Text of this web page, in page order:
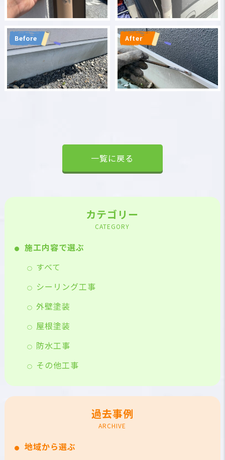
Before After
一覧に戻る
カテゴリー
CATEGORY
施工内容で選ぶ
すべて
シーリング工事
外壁塗装
屋根塗装
防水工事
その他工事
過去事例
ARCHIVE
地域から選ぶ